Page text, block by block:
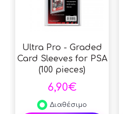
Ultra Pro - Graded
Card Sleeves for PSA
(100 pieces)
6,90€
Διαθέσιμο